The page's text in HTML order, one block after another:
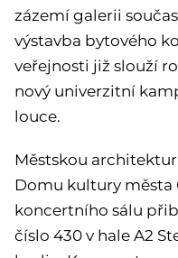
zázemí galerii
výstavba bytového
veřejnosti již slouží
nový univerzitní
louce.
Městskou
Domu kultury města
koncertního sálu
číslo 430 v hale A2